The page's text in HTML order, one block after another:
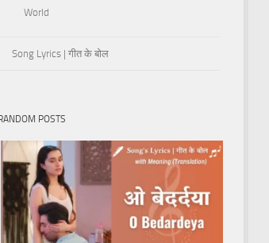
World
Song Lyrics | गीत के बोल
POSTS